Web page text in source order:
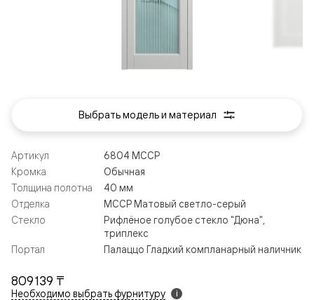
809 139 ₸
Необходимо выбрать фурнитуру i
Артикул
6804 МССР
Кромка
Обычная
Толщина полотна
40 мм
Отделка
МССР Матовый светло-серый
Стекло
Рифлёное голубое стекло "Дюна",
триплекс
Портал
Палаццо Гладкий компланарный наличник
Выбрать модель и материал